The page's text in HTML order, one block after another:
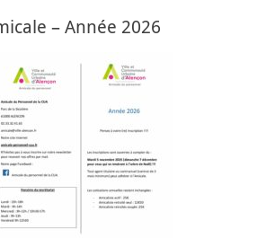
– Année 2026